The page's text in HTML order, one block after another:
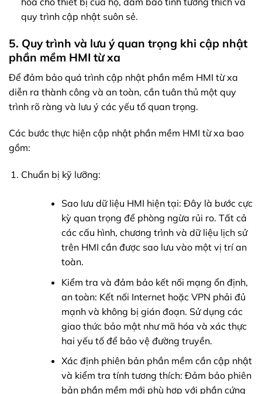
quy trình cập nhật suôn sẻ.
5. Quy trình và lưu ý quan trọng khi cập nhật
phần mềm HMI từ xa
Để đảm bảo quá trình cập nhật phần mềm HMI từ xa
diễn ra thành công và an toàn, cần tuân thủ một quy
trình rõ ràng và lưu ý các yếu tố quan trọng.
Các bước thực hiện cập nhật phần mềm HMI từ xa bao
gồm:
Chuẩn bị kỹ lưỡng:
Sao lưu dữ liệu HMI hiện tại: Đây là bước cực
kỳ quan trọng để phòng ngừa rủi ro. Tất cả
các cấu hình, chương trình và dữ liệu lịch sử
trên HMI cần được sao lưu vào một vị trí an
toàn.
Kiểm tra và đảm bảo kết nối mạng ổn định,
an toàn: Kết nối Internet hoặc VPN phải đủ
mạnh và không bị gián đoạn. Sử dụng các
giao thức bảo mật như mã hóa và xác thực
hai yếu tố để bảo vệ đường truyền.
Xác định phiên bản phần mềm cần cập nhật
và kiểm tra tính tương thích: Đảm bảo phiên
bản phần mềm mới phù hợp với phần cứng